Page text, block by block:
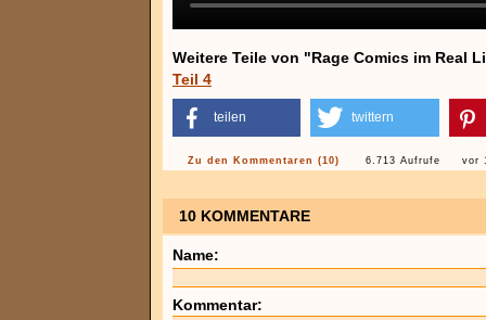
Weitere Teile von "Rage Comics im Real
Teil 4
teilen twittern
Zu den Kommentaren (10) 6.713 Aufrufe vor
10 KOMMENTARE
Name:
Kommentar: